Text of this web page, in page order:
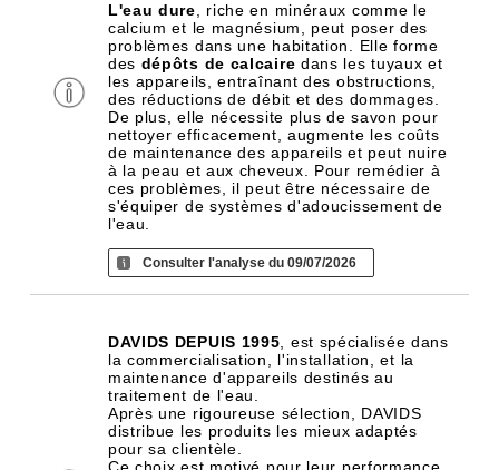
L'eau dure , riche en minéraux comme le
calcium et le magnésium, peut poser des
problèmes dans une habitation. Elle forme
des dépôts de calcaire dans les tuyaux et
les appareils, entraînant des obstructions,
des réductions de débit et des dommages.
De plus, elle nécessite plus de savon pour
nettoyer efficacement, augmente les coûts
de maintenance des appareils et peut nuire
à la peau et aux cheveux. Pour remédier à
ces problèmes, il peut être nécessaire de
s'équiper de systèmes d'adoucissement de
l'eau.
Consulter l'analyse du 09/07/2026
DAVIDS DEPUIS 1995 , est spécialisée dans
la commercialisation, l'installation, et la
maintenance d'appareils destinés au
traitement de l'eau.
Après une rigoureuse sélection, DAVIDS
distribue les produits les mieux adaptés
pour sa clientèle.